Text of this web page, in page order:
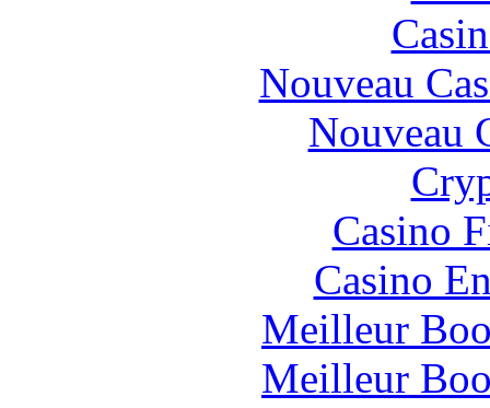
Nouveau
Nouveau
Casino
Casino
Meilleur
Meilleur